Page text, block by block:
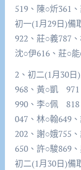
519、陳○炘361
初一(1月29日)備
922、莊○義787
沈○伊616、莊○
2、初二(1月30
968、黃○凱 971
990、李○佩 818
047、林○翰649
202、謝○娥755
650、許○駿869
初二(1月30日)備